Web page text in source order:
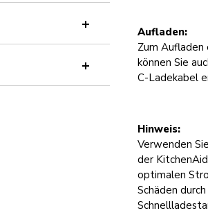
Aufladen:
Zum Aufladen
können Sie
C-Ladekabel
Hinweis:
Verwenden
der
optimalen
Schäden